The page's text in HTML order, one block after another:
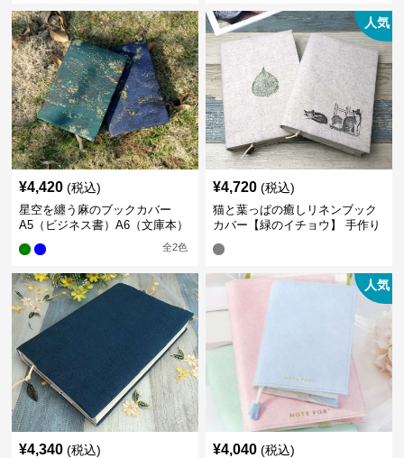
¥4,420 (税込)
星空を纏う麻のブックカバー
A5（ビジネス書）A6（文庫本）
全2色
人気
¥4,720 (税込)
猫と葉っぱの癒しリネンブック
カバー【緑のイチョウ】 手作り
¥4,340 (税込)
人気
¥4,040 (税込)